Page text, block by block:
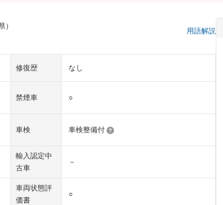
）
用語解説
修復歴 なし
禁煙車 ○
車検 車検整備付
輸入認定中
古車
－
車両状態評
価書
○